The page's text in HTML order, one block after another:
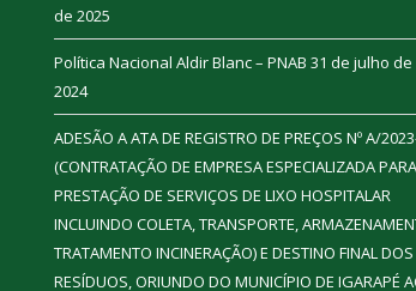
de 2025
Política Nacional Aldir Blanc – PNAB 31 de julho de
2024
ADESÃO A ATA DE REGISTRO DE PREÇOS Nº A/
(CONTRATAÇÃO DE EMPRESA ESPECIALIZADA PARA
PRESTAÇÃO DE SERVIÇOS DE LIXO HOSPITALAR
INCLUINDO COLETA, TRANSPORTE,
TRATAMENTO INCINERAÇÃO) E DESTINO FINAL DOS
RESÍDUOS, ORIUNDO DO MUNICÍPIO DE IGARAPÉ